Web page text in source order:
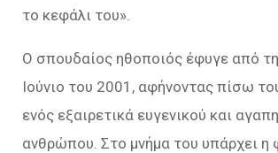
το κεφάλι του»
Ο σπουδαίος ηθοποιός έφυγε από
Ιούνιο του 2001, αφήνοντας πίσω
ενός εξαιρετικά ευγενικού και
ανθρώπου. Στο μνήμα του υπάρχει η